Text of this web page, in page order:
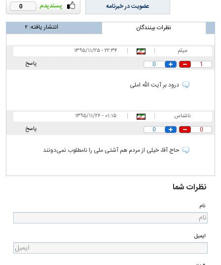
0 عضویت در خبرنامه
نظرات بینندگان انتشار یافته:۲
میثم |
|
۲۲:۳۴ - ۱۳۹۵/۱۱/۲۵
پاسخ
1
0
درود بر آیت الله املی
ناشناس |
|
۰۱:۱۵ - ۱۳۹۵/۱۱/۲۶
پاسخ
0
0
حاج آقا، خیلی از مردم هم آشتی ملی را نامطلوب نمی‌دونند
نظرات شما
نام
ایمیل